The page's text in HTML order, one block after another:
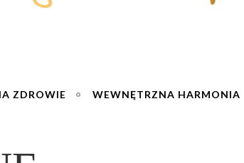
ZDROWIE WEWNĘTRZNA HARMONIA